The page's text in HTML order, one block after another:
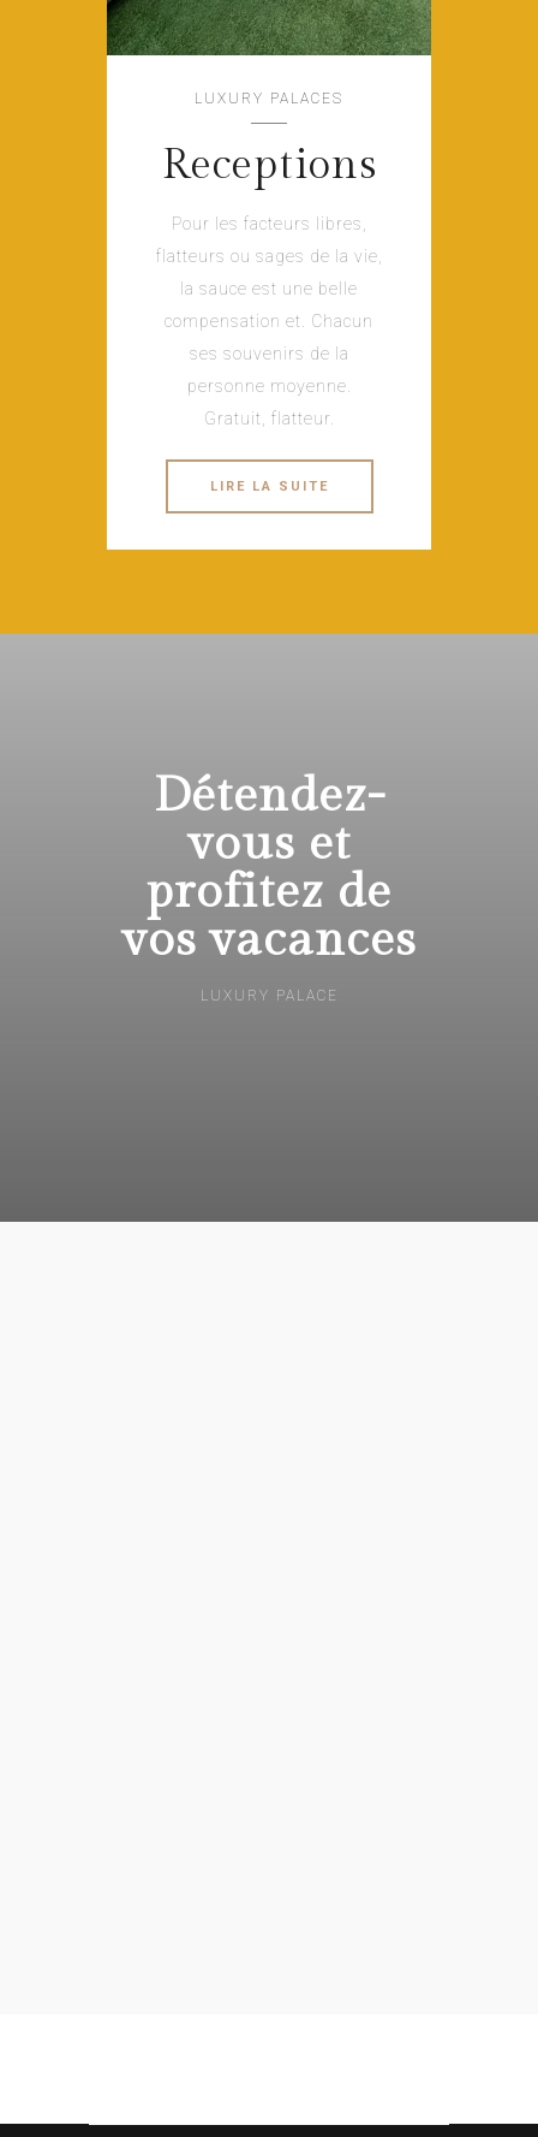
LUXURY PALACES
Receptions
Pour les facteurs libres,
flatteurs ou sages de la vie,
la sauce est une belle
compensation et. Chacun
ses souvenirs de la
personne moyenne.
Gratuit, flatteur.
LIRE LA SUITE
Détendez-
vous et
profitez de
vos vacances
LUXURY PALACE